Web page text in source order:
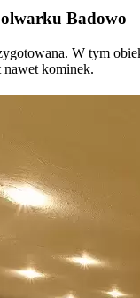
Badowo
W tym
nawet kominek.